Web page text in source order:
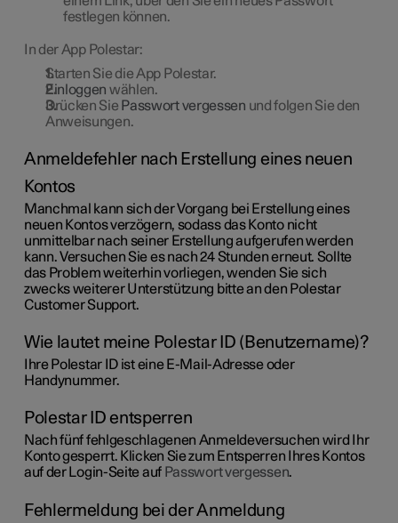
festlegen können.
In der App Polestar:
Starten Sie die App Polestar.
Einloggen wählen.
Drücken Sie Passwort vergessen und folgen Sie den
Anweisungen.
Anmeldefehler nach Erstellung eines neuen
Kontos
Manchmal kann sich der Vorgang bei Erstellung eines
neuen Kontos verzögern, sodass das Konto nicht
unmittelbar nach seiner Erstellung aufgerufen werden
kann. Versuchen Sie es nach 24 Stunden erneut. Sollte
das Problem weiterhin vorliegen, wenden Sie sich
zwecks weiterer Unterstützung bitte an den Polestar
Customer Support.
Wie lautet meine Polestar ID (Benutzername)?
Ihre Polestar ID ist eine E-Mail-Adresse oder
Handynummer.
Polestar ID entsperren
Nach fünf fehlgeschlagenen Anmeldeversuchen wird Ihr
Konto gesperrt. Klicken Sie zum Entsperren Ihres Kontos
auf der Login-Seite auf Passwort vergessen.
Fehlermeldung bei der Anmeldung